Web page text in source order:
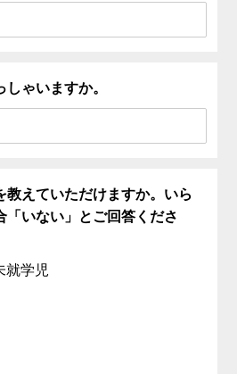
ゃいますか。
教えていただけますか。いら
「いない」とご回答くださ
就学児